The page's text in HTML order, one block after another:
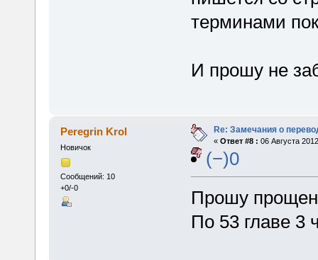
терминами
И прошу не
Peregrin Krol
Новичок
Сообщений: 10
+0/-0
Re: Замечания о
« Ответ #8 : 06 Августа
(−)0
Прошу
По 53 главе 3